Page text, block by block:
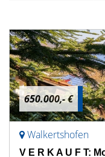
650.000,- €
Walkertshofen
V E R K A U F T: